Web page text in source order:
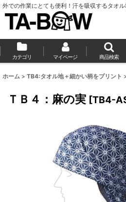
外での作業にとても便利！汗を吸収するタオル
カテゴリ マイページ 商品検索
ホーム > TB4:タオル地＋細かい柄をプリント
ＴＢ４：麻の実 [TB4-